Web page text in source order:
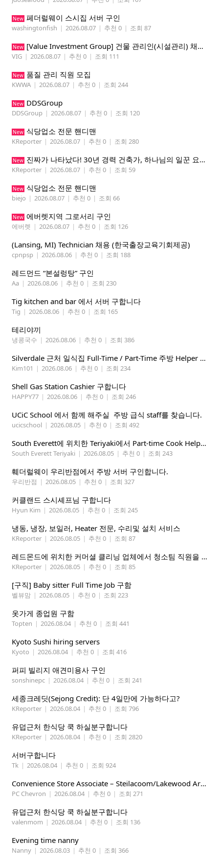
New 페더럴웨이 스시집 서버 구인
washingtonfish | 2026.08.07 | 추천 0 | 조회 87
New [Value Investment Group] 건물 관리인(시설관리) 채용 공고
VIG | 2026.08.07 | 추천 0 | 조회 111
New 품질 관리 직원 모집
KWWA | 2026.08.07 | 추천 0 | 조회 244
New DDSGroup
DDSGroup | 2026.08.07 | 추천 0 | 조회 120
New 식당업소 전문 핸디맨
KReporter | 2026.08.07 | 추천 0 | 조회 280
New 진짜가 나타났다! 30년 경력 건축가, 하나님의 일꾼 요한이 책임 시공합니다.
KReporter | 2026.08.07 | 추천 0 | 조회 59
New 식당업소 전문 핸디맨
biejo | 2026.08.07 | 추천 0 | 조회 66
New 에버렛지역 그로서리 구인
에버렛 | 2026.08.07 | 추천 0 | 조회 126
(Lansing, MI) Technician 채용 (한국출장교육기회제공)
cpnpsp | 2026.08.06 | 추천 0 | 조회 188
레드먼드 “본설렁탕” 구인
Aa | 2026.08.06 | 추천 0 | 조회 230
Tig kitchen and bar 에서 서버 구합니다
Tig | 2026.08.06 | 추천 0 | 조회 165
테리야끼
냉콩국수 | 2026.08.06 | 추천 0 | 조회 386
Silverdale 근처 일식집 Full-Time / Part-Time 주방 Helper 구합니다.
Kim101 | 2026.08.06 | 추천 0 | 조회 234
Shell Gas Station Cashier 구합니다
HAPPY77 | 2026.08.06 | 추천 0 | 조회 246
UCiC School 에서 함께 해주실 주방 급식 staff를 찾습니다.
ucicschool | 2026.08.05 | 추천 0 | 조회 492
South Everett에 위치한 Teriyaki에서 Part-time Cook Helper 구합니다. Mon-Sat, 4:00 pm-8:30 pm
South Everett Teriyaki | 2026.08.05 | 추천 0 | 조회 243
훼더럴웨이 우리반점에서 주방 서버 구인합니다.
우리반점 | 2026.08.05 | 추천 0 | 조회 327
커클랜드 스시셰프님 구합니다
Hyun Kim | 2026.08.05 | 추천 0 | 조회 245
냉동, 냉장, 보일러, Heater 전문, 수리및 설치 서비스
KReporter | 2026.08.05 | 추천 0 | 조회 87
레드몬드에 위치한 커머셜 클리닝 업체에서 청소팀 직원을 모집합니다.
KReporter | 2026.08.05 | 추천 0 | 조회 85
[구직] Baby sitter Full Time Job 구함
벨뷰맘 | 2026.08.05 | 추천 0 | 조회 223
옷가게 종업원 구함
Topten | 2026.08.04 | 추천 0 | 조회 441
Kyoto Sushi hiring servers
Kyoto | 2026.08.04 | 추천 0 | 조회 416
퍼피 빌리지 애견미용사 구인
sonshinepc | 2026.08.04 | 추천 0 | 조회 241
세종크레딧(Sejong Credit): 단 4일만에 가능하다고?
KReporter | 2026.08.04 | 추천 0 | 조회 796
유덥근처 한식당 쿡 하실분구합니다
KReporter | 2026.08.04 | 추천 0 | 조회 2820
서버구합니다
Tk | 2026.08.04 | 추천 0 | 조회 924
Convenience Store Associate – Steilacoom/Lakewood Area, $19 -$21/hr
PC Chevron | 2026.08.04 | 추천 0 | 조회 271
유덥근처 한식당 쿡 하실분구합니다
valenmom | 2026.08.04 | 추천 0 | 조회 136
Evening time nanny
Nanny | 2026.08.03 | 추천 0 | 조회 366